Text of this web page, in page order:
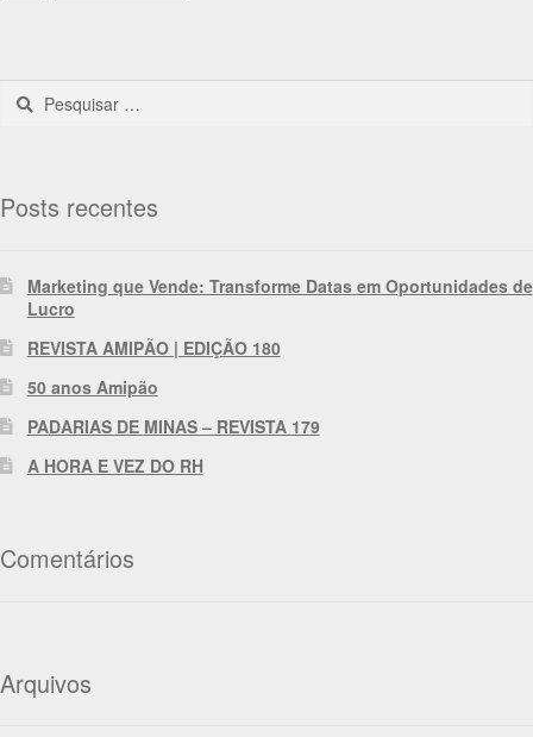
Posts recentes
Marketing que Vende: Transforme Datas em Oportunidades de
Lucro
REVISTA AMIPÃO | EDIÇÃO 180
50 anos Amipão
PADARIAS DE MINAS – REVISTA 179
A HORA E VEZ DO RH
Comentários
Arquivos